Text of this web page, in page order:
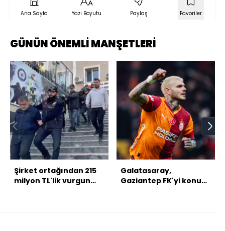
Ana Sayfa Yazı Boyutu Paylaş Favoriler
GÜNÜN ÖNEMLİ MANŞETLERİ
Şirket ortağından 215
milyon TL'lik vurgun
Galatasaray,
Gaziantep FK'yi konuk